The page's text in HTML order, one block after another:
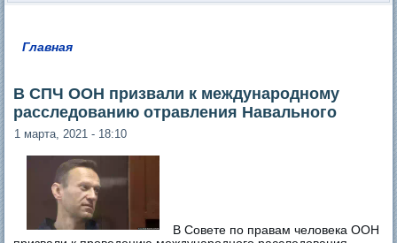
Главная
В СПЧ ООН призвали к международному
расследованию отравления Навального
1 марта, 2021 - 18:10
В Совете по правам человека ООН